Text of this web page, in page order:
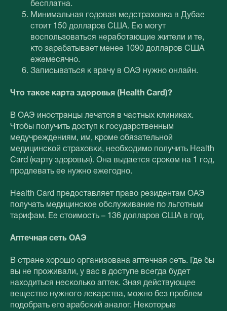
бесплатна.
Минимальная годовая медстраховка в Дубае
стоит 150 долларов США. Ею могут
воспользоваться неработающие жители и те,
кто зарабатывает менее 1090 долларов США
ежемесячно.
Записываться к врачу в ОАЭ нужно онлайн.
Что такое карта здоровья (Health Card)?
В ОАЭ иностранцы лечатся в частных клиниках.
Чтобы получить доступ к государственным
медучреждениям, им, кроме обязательной
медицинской страховки, необходимо получить Health
Card (карту здоровья). Она выдается сроком на 1 год,
продлевать ее нужно ежегодно.
Health Card предоставляет право резидентам ОАЭ
получать медицинское обслуживание по льготным
тарифам. Ее стоимость – 136 долларов США в год.
Аптечная сеть ОАЭ
В стране хорошо организована аптечная сеть. Где бы
вы не проживали, у вас в доступе всегда будет
находиться несколько аптек. Зная действующее
вещество нужного лекарства, можно без проблем
подобрать его арабский аналог. Некоторые